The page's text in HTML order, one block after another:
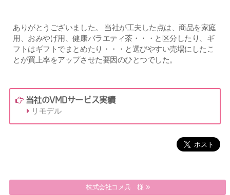
ありがとうございました。 当社が工夫した点は、商品を家庭
用、おみやげ用、健康バラエティ茶・・・と区分したり、ギ
フトはギフトでまとめたり・・・と選びやすい売場にしたこ
とが買上率をアップさせた要因のひとつでした。
当社のVMDサービス実績
リモデル
株式会社コメ兵 様